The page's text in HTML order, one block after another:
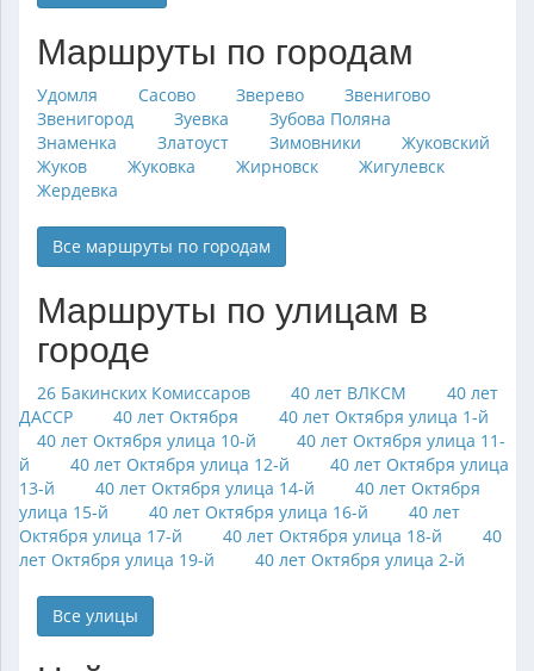
Маршруты по городам
Удомля Сасово Зверево
Звенигово
Звенигород
Зуевка
Зубова Поляна
Знаменка
Златоуст Зимовники
Жуковский
Жуков
Жуковка Жирновск
Жигулевск
Жердевка
Все маршруты по городам
Маршруты по улицам в
городе
26 Бакинских Комиссаров 40 лет ВЛКСМ
40 лет
ДАССР
40 лет Октября
40 лет Октября улица 1-й
40 лет Октября улица 10-й
40 лет Октября улица 11-
й
40 лет Октября улица 12-й
40 лет Октября улица
13-й
40 лет Октября улица 14-й
40 лет Октября
улица 15-й
40 лет Октября улица 16-й
40 лет
Октября улица 17-й
40 лет Октября улица 18-й
40
лет Октября улица 19-й
40 лет Октября улица 2-й
Все улицы